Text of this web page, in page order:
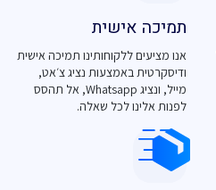
תמיכה אישית
אנו מציעים ללקוחותינו תמיכה אישית
ודיסקרטית באמצעות נציג צ׳אט,
מייל, ונציג Whatsapp, אל תהסס
לפנות אלינו לכל שאלה.